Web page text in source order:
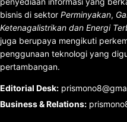
bisnis di sektor Perminyakan,
Ketenagalistrikan dan Energi
juga berupaya mengikuti
penggunaan teknologi yang
pertambangan.
Editorial Desk:
Business & Relations: